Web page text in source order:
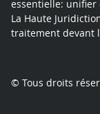
essentielle:
La Haute
traitement devant
© Tous droits